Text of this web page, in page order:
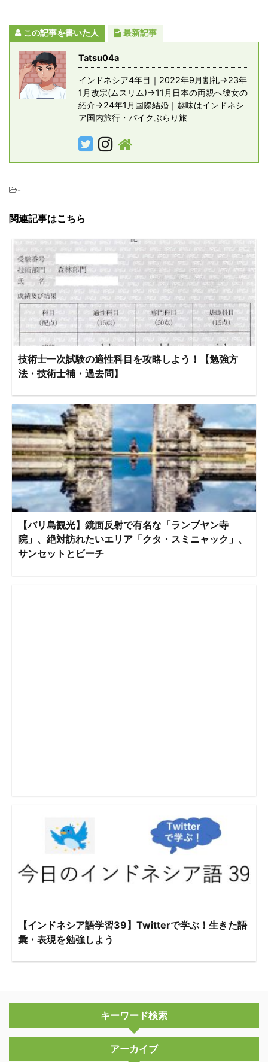
この記事を書いた人 最新記事
Tatsu04a
インドネシア4年目｜2022年9月割礼→23年
1月改宗(ムスリム)→11月日本の両親へ彼女の
紹介→24年1月国際結婚｜趣味はインドネシ
ア国内旅行・バイクぶらり旅
-
関連記事はこちら
技術士一次試験の適性科目を攻略しよう！【勉強方
法・技術士補・過去問】
【バリ島観光】鏡面反射で有名な「ランプヤン寺
院」、絶対訪れたいエリア「クタ・スミニャック」、
サンセットとビーチ
【インドネシア語学習39】Twitterで学ぶ！生きた語
彙・表現を勉強しよう
キーワード検索
アーカイブ